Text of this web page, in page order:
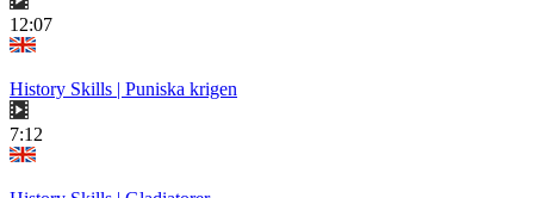
12:07
History Skills | Puniska krigen
7:12